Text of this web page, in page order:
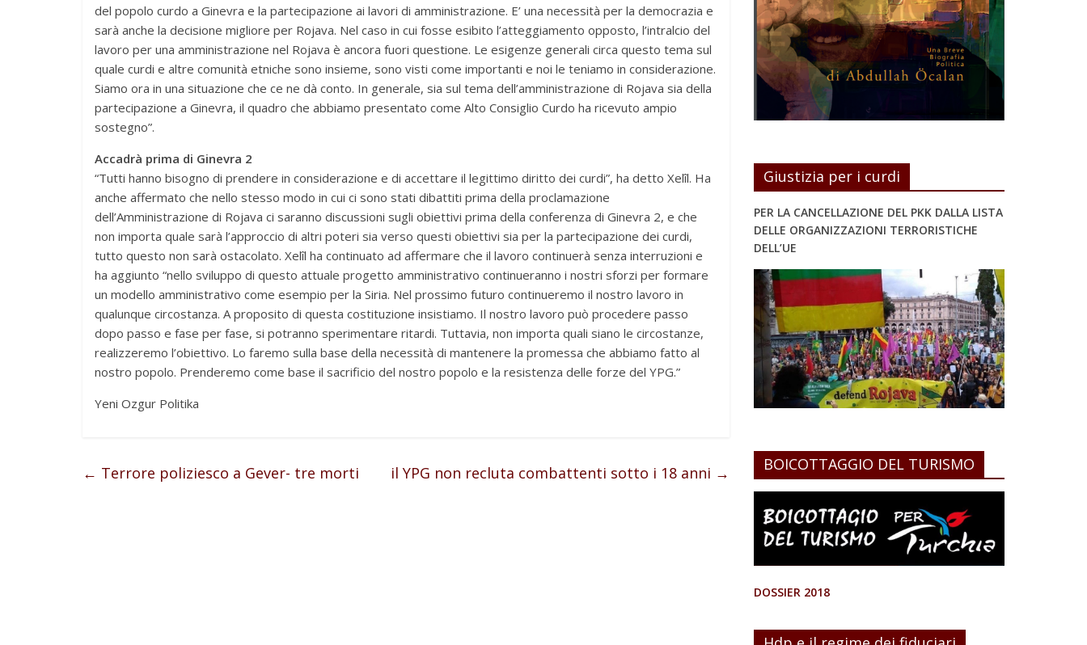
del popolo curdo a Ginevra e la partecipazione ai lavori di amministrazione. E’ una necessità per la democrazia e
sarà anche la decisione migliore per Rojava. Nel caso in cui fosse esibito l’atteggiamento opposto, l’intralcio del
lavoro per una amministrazione nel Rojava è ancora fuori questione. Le esigenze generali circa questo tema sul
quale curdi e altre comunità etniche sono insieme, sono visti come importanti e noi le teniamo in considerazione.
Siamo ora in una situazione che ce ne dà conto. In generale, sia sul tema dell’amministrazione di Rojava sia della
partecipazione a Ginevra, il quadro che abbiamo presentato come Alto Consiglio Curdo ha ricevuto ampio
sostegno”.
Accadrà prima di Ginevra 2
“Tutti hanno bisogno di prendere in considerazione e di accettare il legittimo diritto dei curdi”, ha detto Xelîl. Ha
anche affermato che nello stesso modo in cui ci sono stati dibattiti prima della proclamazione
dell’Amministrazione di Rojava ci saranno discussioni sugli obiettivi prima della conferenza di Ginevra 2, e che
non importa quale sarà l’approccio di altri poteri sia verso questi obiettivi sia per la partecipazione dei curdi,
tutto questo non sarà ostacolato. Xelîl ha continuato ad affermare che il lavoro continuerà senza interruzioni e
ha aggiunto “nello sviluppo di questo attuale progetto amministrativo continueranno i nostri sforzi per formare
un modello amministrativo come esempio per la Siria. Nel prossimo futuro continueremo il nostro lavoro in
qualunque circostanza. A proposito di questa costituzione insistiamo. Il nostro lavoro può procedere passo
dopo passo e fase per fase, si potranno sperimentare ritardi. Tuttavia, non importa quali siano le circostanze,
realizzeremo l’obiettivo. Lo faremo sulla base della necessità di mantenere la promessa che abbiamo fatto al
nostro popolo. Prenderemo come base il sacrificio del nostro popolo e la resistenza delle forze del YPG.”
Yeni Ozgur Politika
← Terrore poliziesco a Gever- tre morti il YPG non recluta combattenti sotto i 18 anni →
Giustizia per i curdi
PER LA CANCELLAZIONE DEL PKK DALLA LISTA
DELLE ORGANIZZAZIONI TERRORISTICHE
DELL’UE
BOICOTTAGGIO DEL TURISMO
DOSSIER 2018